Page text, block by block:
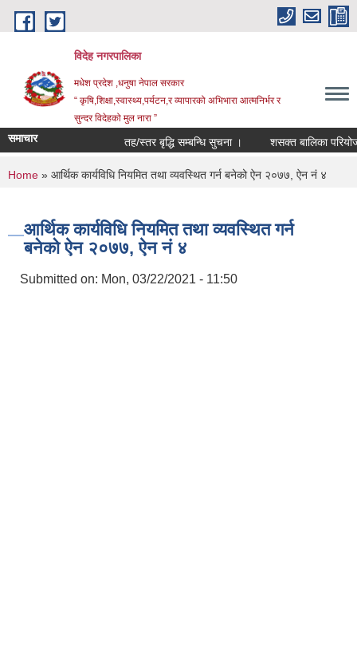
Skip to main content
विदेह नगरपालिका
मधेश प्रदेश ,धनुषा नेपाल सरकार
“ कृषि,शिक्षा,स्वास्थ्य,पर्यटन,र व्यापारको अभिभारा आत्मनिर्भर र
सुन्दर विदेहको मुल नारा ”
समाचार तह/स्तर बृद्धि सम्बन्धि सुचना । शसक्त बालिका
You are here
Home » आर्थिक कार्यविधि नियमित तथा व्यवस्थित गर्न बनेको ऐन २०७७, ऐन नं ४
आर्थिक कार्यविधि नियमित तथा व्यवस्थित गर्न
बनेको ऐन २०७७, ऐन नं ४
Submitted on: Mon, 03/22/2021 - 11:50